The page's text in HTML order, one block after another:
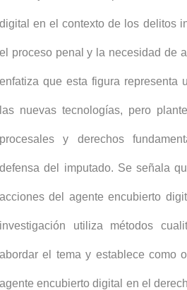
digital en el contexto de los delitos
el proceso penal y la necesidad de
enfatiza que esta figura representa
las nuevas tecnologías, pero
procesales y derechos
defensa del imputado. Se señala
acciones del agente encubierto
investigación utiliza métodos
abordar el tema y establece como
agente encubierto digital en el